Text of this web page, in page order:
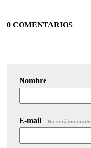
0 COMENTARIOS
Nombre
E-mail No será mostrado.